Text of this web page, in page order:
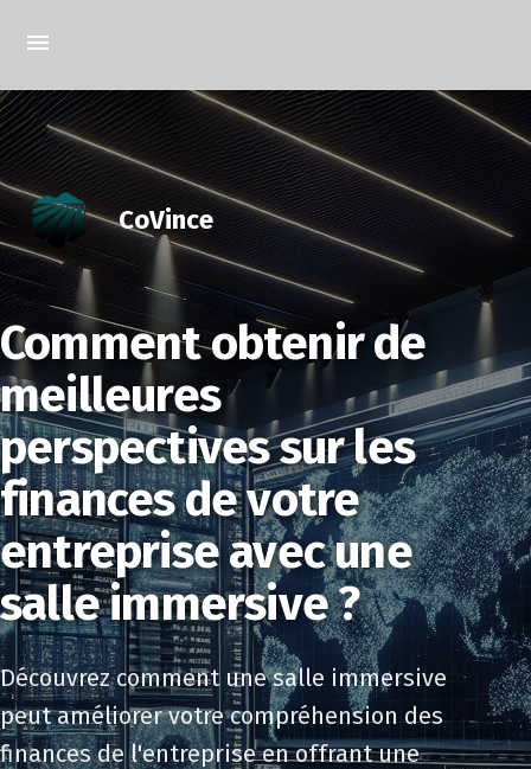
CoVince
Comment obtenir de
meilleures
perspectives sur les
finances de votre
entreprise avec une
salle immersive ?
Découvrez comment une salle immersive
peut améliorer votre compréhension des
finances de l'entreprise en offrant une